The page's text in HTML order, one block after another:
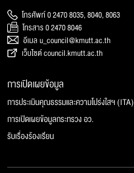
โทรศัพท์ 0 2470 8035, 8040, 8063
โทรสาร 0 2470 8046
อีเมล u_council@kmutt.ac.th
เว็บไซต์ council.kmutt.ac.th
การเปิดเผยข้อมูล
การประเมินคุณธรรมและความโปร่งใสฯ (ITA)
การเปิดเผยข้อมูลกระทรวง อว.
รับเรื่องร้องเรียน